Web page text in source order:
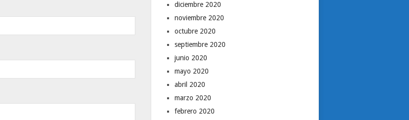
diciembre 2020
noviembre 2020
octubre 2020
septiembre 2020
junio 2020
mayo 2020
abril 2020
marzo 2020
febrero 2020